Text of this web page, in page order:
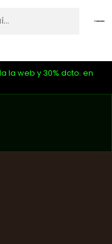
la web y 30% dcto. en